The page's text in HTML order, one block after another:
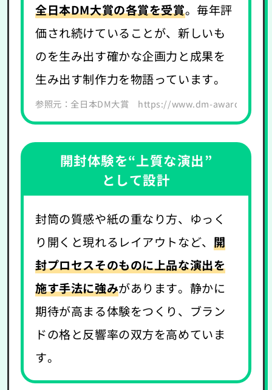
全日本DM大賞の各賞を受賞。毎年評
価され続けていることが、新しいも
のを生み出す確かな企画力と成果を
生み出す制作力を物語っています。
参照元：全日本DM大賞 https://www.dm-award.jp/
開封体験を“上質な演出”
として設計
封筒の質感や紙の重なり方、ゆっく
り開くと現れるレイアウトなど、 開
封プロセスそのものに上品な演出を
施す手法に強みがあります。静かに
期待が高まる体験をつくり、ブラン
ドの格と反響率の双方を高めていま
す。